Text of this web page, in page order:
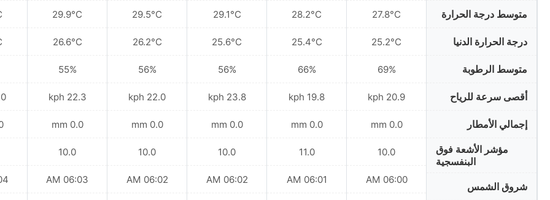
متوسط درجة الحرارة
درجة الحرارة الدنيا
متوسط الرطوبة
أقصى سرعة للرياح
إجمالي الأمطار
مؤشر الأشعة فوق
البنفسجية
شروق الشمس
27.8°C
25.2°C
69%
20.9 kph
0.0 mm
10.0
06:00 AM
28.2°C
25.4°C
66%
19.8 kph
0.0 mm
11.0
06:01 AM
29.1°C
25.6°C
56%
23.8 kph
0.0 mm
10.0
06:02 AM
29.5°C
26.2°C
56%
22.0 kph
0.0 mm
10.0
06:02 AM
29.9°C
26.6°C
55%
22.3 kph
0.0 mm
10.0
06:03 AM